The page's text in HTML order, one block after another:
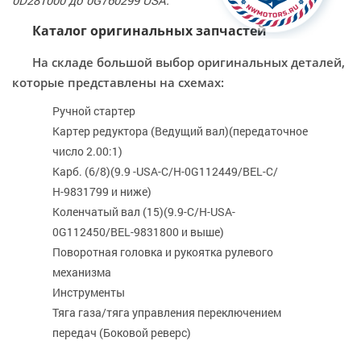
Каталог оригинальных запчастей
На складе большой выбор оригинальных деталей,
которые представлены на схемах:
Ручной стартер
Картер редуктора (Ведущий вал)(передаточное
число 2.00:1)
Карб. (6/8)(9.9 -USA-С/Н-0G112449/BEL-С/
Н-9831799 и ниже)
Коленчатый вал (15)(9.9-С/Н-USA-
0G112450/BEL-9831800 и выше)
Поворотная головка и рукоятка рулевого
механизма
Инструменты
Тяга газа/тяга управления переключением
передач (Боковой реверс)